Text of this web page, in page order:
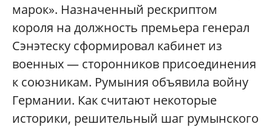
марок». Назначенный рескриптом
короля на должность премьера генерал
Сэнэтеску сформировал кабинет из
военных — сторонников присоединения
к союзникам. Румыния объявила войну
Германии. Как считают некоторые
историки, решительный шаг румынского